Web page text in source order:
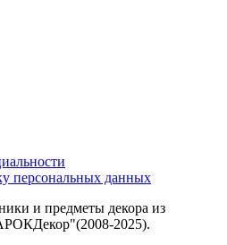
персональных данных
и предметы декора из
2025).